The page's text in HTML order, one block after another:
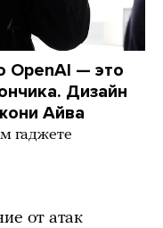
OpenAI — это
Дизайн
Айва
гаджете
от атак